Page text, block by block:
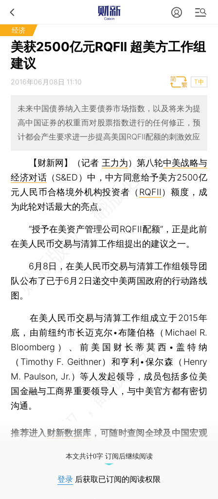
经济
美获2500亿元RQFII 超美方工作组
建议
2016年06月08日 11:10 T中
未来中国债券纳入主要债券市场指数，以及将来为提
高中国证券的权重而对股票指数进行的任何修正，预
计都会产生要求进一步提高美国RQFII配额的刺激效应
【财新网】（记者 王力为） 第八轮中美战略与
经济对话 （S&ED）中，中方同意给予美方2500亿
元人民币合格境外机构投资者（ RQFII ）额度，成
为此轮对话最大的亮点。
“授予在美资产管理公司RQFII配额”，正是此前
在美人民币交易与清算工作组提出的建议之一。
6月8日，在美人民币交易与清算工作组领导团
队公布了已于6月2日递交中美两国政府的行动路线
图。
在美人民币交易与清算工作组成立于2015年
底，由前纽约市长迈克尔•布隆伯格（Michael R.
Bloomberg）、前美国财长蒂莫西•盖特纳
（Timothy F. Geithner）和亨利•保尔森（Henry
M. Paulson, Jr.）等人发起领导，成员包括多位美
国金融与工商界重要领导人，与中美官方都有密切
沟通。
推荐进入 财新数据库 ，可随时查阅全球及中国宏观
本文共计0字 订阅后继续阅读
登录 后获取已订阅的阅读权限